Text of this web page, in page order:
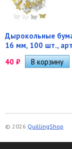
Дырокольные
16 мм, 100 шт.,
40 ₽
© 2026 QuillingShop